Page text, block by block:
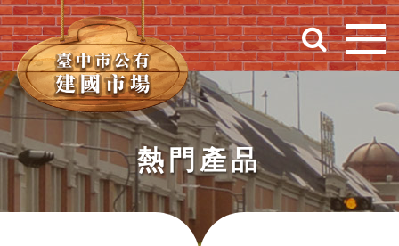
跳到主要內容
熱門產品